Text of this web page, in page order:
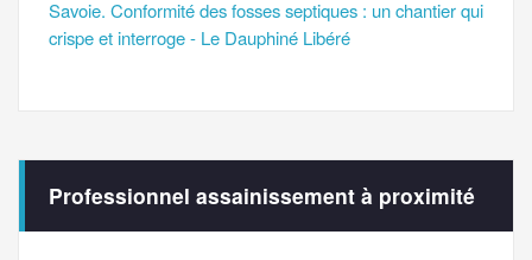
Savoie. Conformité des fosses septiques : un chantier qui
crispe et interroge - Le Dauphiné Libéré
Professionnel assainissement à proximité